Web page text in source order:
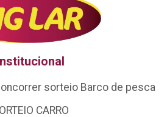
sorteio Barco de pesca
CARRO